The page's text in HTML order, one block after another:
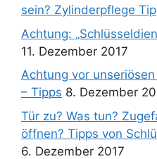
sein? Zylinderpflege
Achtung:
11. Dezember 2017
Achtung vor
– Tipps 8. Dezember
Tür zu? Was tun?
öffnen? Tipps von
6. Dezember 2017